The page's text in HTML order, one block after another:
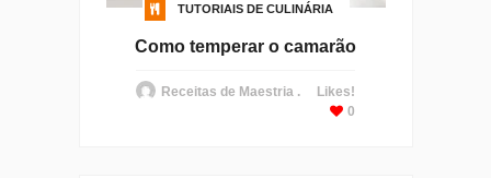
TUTORIAIS DE CULINÁRIA
Como temperar o camarão
Receitas de Maestria .
Likes!
0